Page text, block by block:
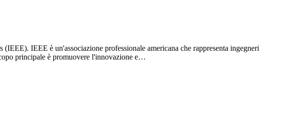
IEEE è un'associazione professionale americana che rappresenta ingegneri
principale è promuovere l'innovazione e…